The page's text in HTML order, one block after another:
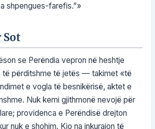
shpengues-farefis.”»
Sot
se Perëndia vepron në heshtje
të përditshme të jetës — takimet «të
e vogla të besnikërisë, aktet e
Nuk kemi gjithmonë nevojë për
providenca e Perëndisë drejton
nuk e shohim. Kjo na inkurajon të